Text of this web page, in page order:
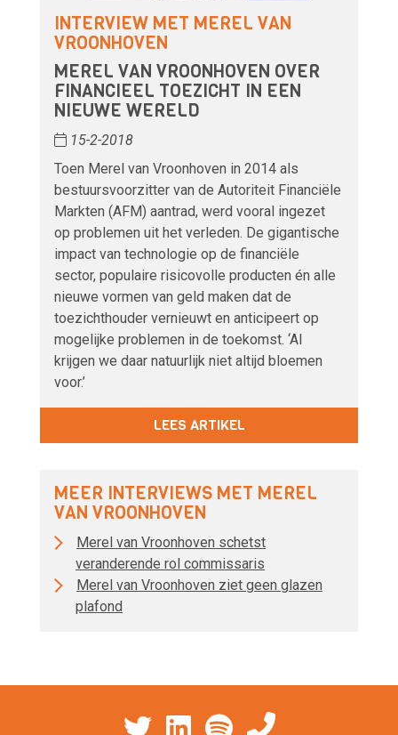
INTERVIEW MET MEREL VAN
VROONHOVEN
MEREL VAN VROONHOVEN OVER
FINANCIEEL TOEZICHT IN EEN
NIEUWE WERELD
15-2-2018
Toen Merel van Vroonhoven in 2014 als
bestuursvoorzitter van de Autoriteit Financiële
Markten (AFM) aantrad, werd vooral ingezet
op problemen uit het verleden. De gigantische
impact van technologie op de financiële
sector, populaire risicovolle producten én alle
nieuwe vormen van geld maken dat de
toezichthouder vernieuwt en anticipeert op
mogelijke problemen in de toekomst. ‘Al
krijgen we daar natuurlijk niet altijd bloemen
voor.’
LEES ARTIKEL
MEER INTERVIEWS MET MEREL
VAN VROONHOVEN
Merel van Vroonhoven schetst
veranderende rol commissaris
Merel van Vroonhoven ziet geen glazen
plafond